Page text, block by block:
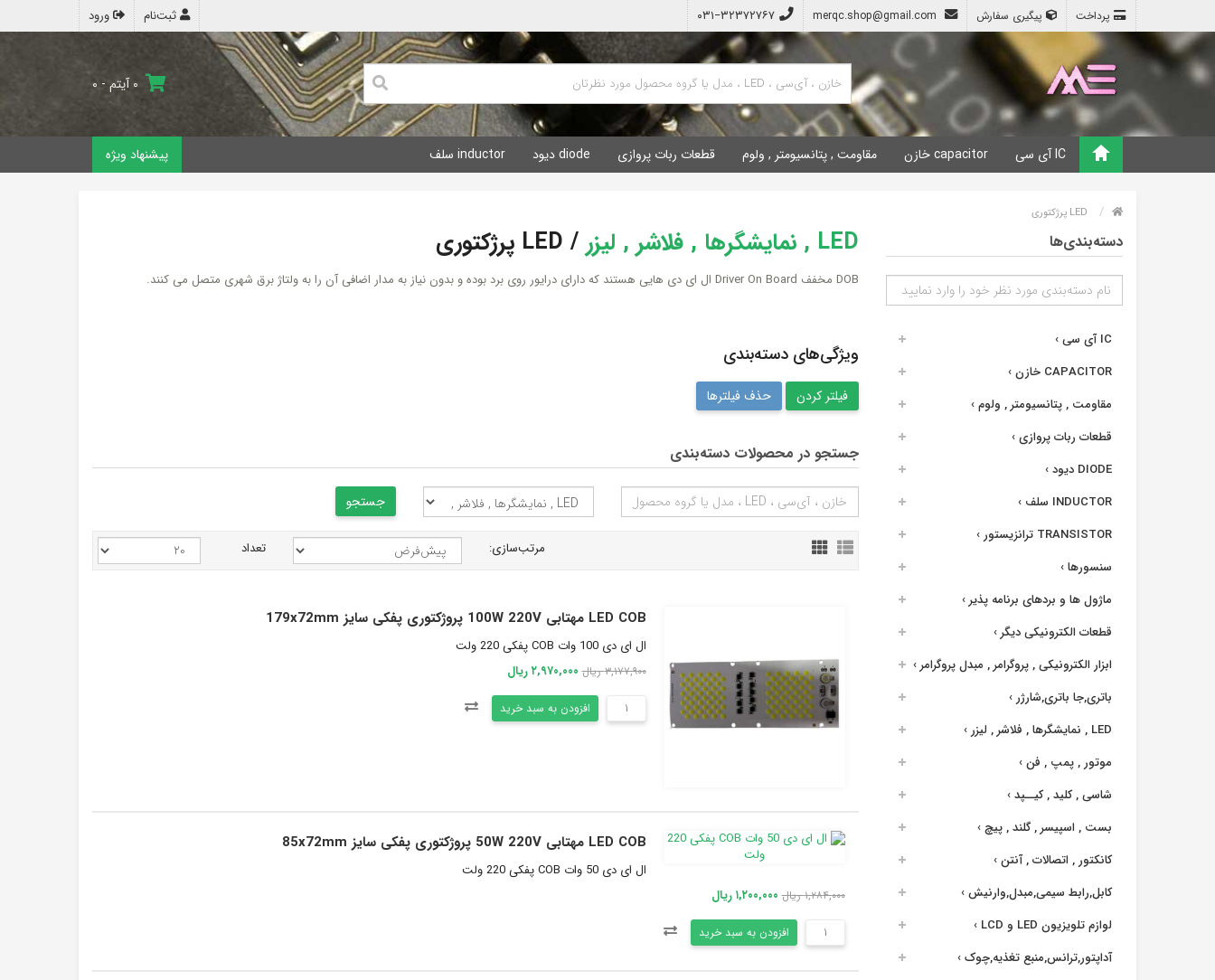
۰۳۱−۳۲۳۷۲۷۶۷ پیگیری سفارش پرداخت ورود ثبت‌نام
۰ آیتم - ۰
IC آی سی capacitor خازن مقاومت , پتانسیومتر , ولوم قطعات ربات پروازی diode دیود inductor سلف پیشنهاد ویژه
LED پرژکتوری
دسته‌بندی‌ها
IC آی سی
›
CAPACITOR خازن
›
مقاومت , پتانسیومتر , ولوم›
قطعات ربات پروازی›
DIODE دیود
›
INDUCTOR سلف
›
TRANSISTOR ترانزیستور
›
سنسورها›
ماژول ها و بردهای برنامه پذیر›
قطعات الکترونیکی دیگر›
ابزار الکترونیکی , پروگرامر , مبدل پروگرامر›
باتری,جا باتری,شارژر ›
LED , نمایشگرها , فلاشر , لیزر
›
موتور , پمپ , فن›
شاسی , کلید , کیــپد›
بست , اسپیسر , گلند , پیچ›
کانکتور , اتصالات , آنتن›
کابل,رابط سیمی,مبدل,وارنیش›
لوازم تلویزیون LED و LCD
›
آداپتور,ترانس,منبع تغذیه,چوک›
LED , نمایشگرها , فلاشر , لیزر / LED پرژکتوری
DOB مخفف Driver On Board ال ای دی هایی هستند که دارای درایور روی برد بوده و بدون نیاز به مدار اضافی آن را به ولتاژ برق شهری متصل می کنند.
ویژگی‌های دسته‌بندی
حذف فیلترها
جستجو در محصولات دسته‌بندی
مرتب‌سازی: تعداد
LED COB مهتابی 100W 220V پروژکتوری پفکی سایز 179x72mm
ال ای دی 100 وات COB پفکی 220 ولت
۳,۱۷۷,۹۰۰ ریال ۲,۹۷۰,۰۰۰ ریال
افزودن به سبد خرید
LED COB مهتابی 50W 220V پروژکتوری پفکی سایز 85x72mm
ال ای دی 50 وات COB پفکی 220 ولت
۱,۲۸۴,۰۰۰ ریال ۱,۲۰۰,۰۰۰ ریال
افزودن به سبد خرید